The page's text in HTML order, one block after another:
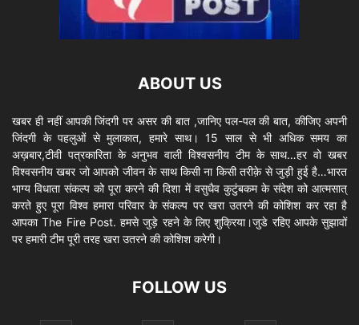
ABOUT US
खबर ही नहीं आपकी जिंदगी पर असर की बात ,जानिए पल-पल की बात, कीजिए अपनी
जिंदगी के पहलुओं से मुलाकात, हमारे साथ। 15 साल से भी अधिक समय का
अख़बार,टीवी पत्रकारिता के अनुभव वाली विश्वसनीय टीम के साथ…हर वो खबर
विश्वसनीय खबर जो आपको जीवन के साथ किसी ना किसी तरीक़े से जुड़ी हुई है…भारत
भाग्य विधाता संकल्प को पूरा करने की दिशा में वसुधैव कुटुंबकम के संदेश को आत्मसात्
करते हुए पूरा विश्व हमारा परिवार के संकल्प पर खरा उतरने की कोशिश कर रहा है
आपका The Fire Post. हमसे जुड़े रहने के लिए शुक्रिया।जुडे रहिए आपके सुझावों
पर हमारी टीम पूरी तरह खरा उतरने की कोशिश करेगी।
FOLLOW US